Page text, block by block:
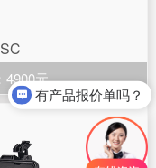
4900元
有产品报价单吗？